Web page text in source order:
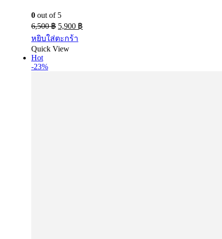
0 out of 5
6,500฿ 5,900 ฿
หยิบใส่ตะกร้า
Quick View
Hot
-23%